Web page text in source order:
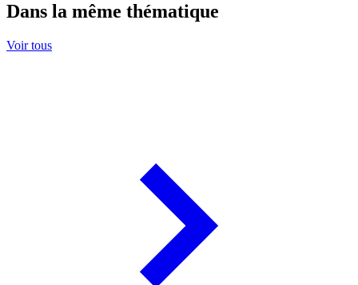
Dans la même thématique
Voir tous